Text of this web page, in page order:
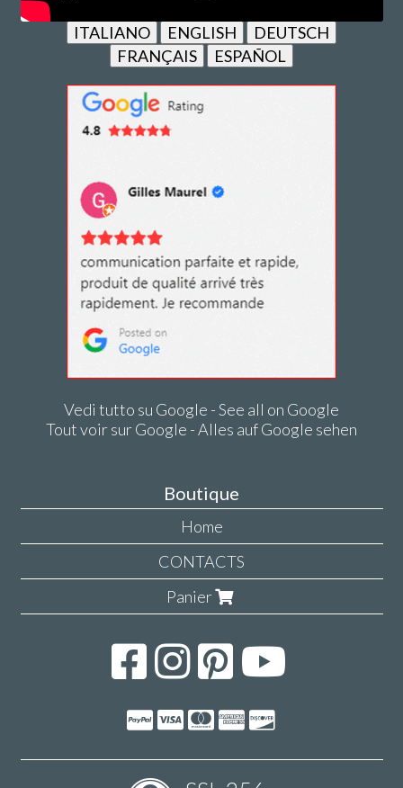
ITALIANO ENGLISH
DEUTSCH
FRANÇAIS
ESPAÑOL
Vedi tutto su Google - See all on Google
Tout voir sur Google - Alles auf Google sehen
Boutique
Home
CONTACTS
Panier